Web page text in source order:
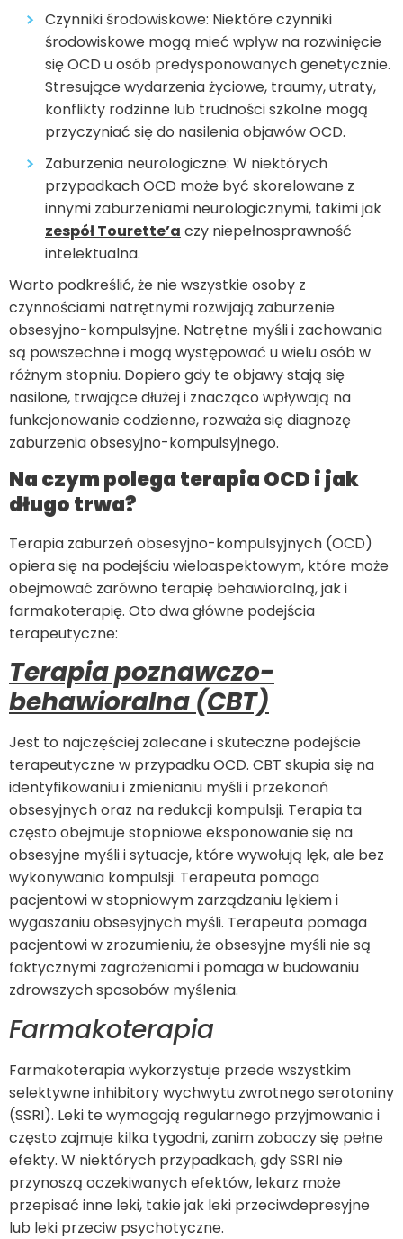
Czynniki środowiskowe: Niektóre czynniki
środowiskowe mogą mieć wpływ na rozwinięcie
się OCD u osób predysponowanych genetycznie.
Stresujące wydarzenia życiowe, traumy, utraty,
konflikty rodzinne lub trudności szkolne mogą
przyczyniać się do nasilenia objawów OCD.
Zaburzenia neurologiczne: W niektórych
przypadkach OCD może być skorelowane z
innymi zaburzeniami neurologicznymi, takimi jak
zespół Tourette’a czy niepełnosprawność
intelektualna.
Warto podkreślić, że nie wszystkie osoby z
czynnościami natrętnymi rozwijają zaburzenie
obsesyjno-kompulsyjne. Natrętne myśli i zachowania
są powszechne i mogą występować u wielu osób w
różnym stopniu. Dopiero gdy te objawy stają się
nasilone, trwające dłużej i znacząco wpływają na
funkcjonowanie codzienne, rozważa się diagnozę
zaburzenia obsesyjno-kompulsyjnego.
Na czym polega terapia OCD i jak
długo trwa?
Terapia zaburzeń obsesyjno-kompulsyjnych (OCD)
opiera się na podejściu wieloaspektowym, które może
obejmować zarówno terapię behawioralną, jak i
farmakoterapię. Oto dwa główne podejścia
terapeutyczne:
Terapia poznawczo-
behawioralna (CBT)
Jest to najczęściej zalecane i skuteczne podejście
terapeutyczne w przypadku OCD. CBT skupia się na
identyfikowaniu i zmienianiu myśli i przekonań
obsesyjnych oraz na redukcji kompulsji. Terapia ta
często obejmuje stopniowe eksponowanie się na
obsesyjne myśli i sytuacje, które wywołują lęk, ale bez
wykonywania kompulsji. Terapeuta pomaga
pacjentowi w stopniowym zarządzaniu lękiem i
wygaszaniu obsesyjnych myśli. Terapeuta pomaga
pacjentowi w zrozumieniu, że obsesyjne myśli nie są
faktycznymi zagrożeniami i pomaga w budowaniu
zdrowszych sposobów myślenia.
Farmakoterapia
Farmakoterapia wykorzystuje przede wszystkim
selektywne inhibitory wychwytu zwrotnego serotoniny
(SSRI). Leki te wymagają regularnego przyjmowania i
często zajmuje kilka tygodni, zanim zobaczy się pełne
efekty. W niektórych przypadkach, gdy SSRI nie
przynoszą oczekiwanych efektów, lekarz może
przepisać inne leki, takie jak leki przeciwdepresyjne
lub leki przeciw psychotyczne.